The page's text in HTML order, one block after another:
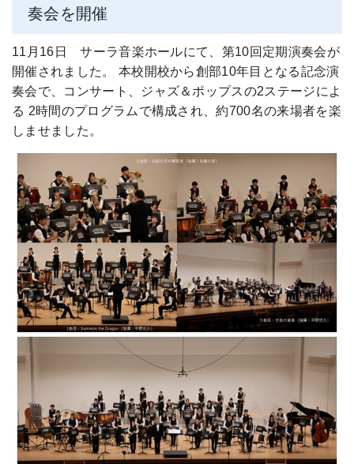
奏会を開催
11月16日 サーラ音楽ホールにて、第10回定期演奏会が
開催されました。 本校開校から創部10年目となる記念演
奏会で、コンサート、ジャズ＆ポップスの2ステージによ
る 2時間のプログラムで構成され、約700名の来場者を楽
しませました。